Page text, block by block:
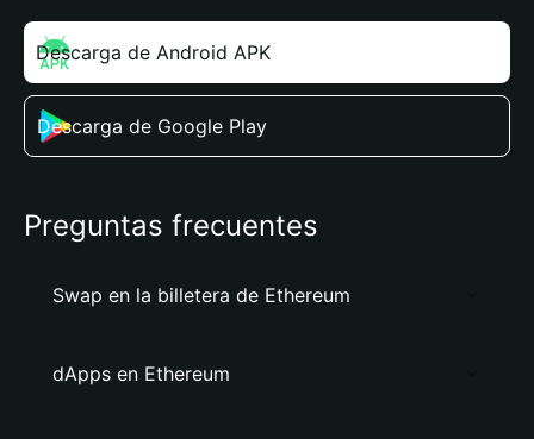
Descarga de Android APK
Descarga de Google Play
Preguntas frecuentes
Swap en la billetera de Ethereum
dApps en Ethereum